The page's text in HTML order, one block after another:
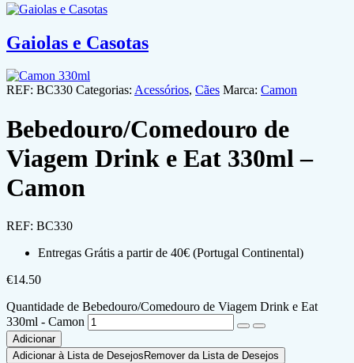
Gaiolas e Casotas
REF: BC330 Categorias: Acessórios, Cães Marca: Camon
Bebedouro/Comedouro de
Viagem Drink e Eat 330ml –
Camon
REF: BC330
Entregas Grátis a partir de 40€ (Portugal Continental)
€14.50
Quantidade de Bebedouro/Comedouro de Viagem Drink e Eat
330ml - Camon
Adicionar
Adicionar à Lista de Desejos Remover da Lista de Desejos